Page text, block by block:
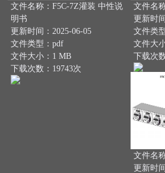
文件名称：F5C-7Z灌装 中性说
明书
更新时间：2025-06-05
文件类型：pdf
文件大小：1 MB
下载次数：19743次
文件名
更新时
文件类
文件大
下载次
文件名
更新时